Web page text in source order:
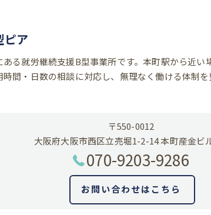
ピア
る就労継続支援B型事業所です。本町駅から近
間・日数の相談に対応し、無理なく働ける体制を
〒550-0012
大阪府大阪市西区立売堀1-2-14 本町産金ビ
070-9203-9286
お問い合わせはこちら